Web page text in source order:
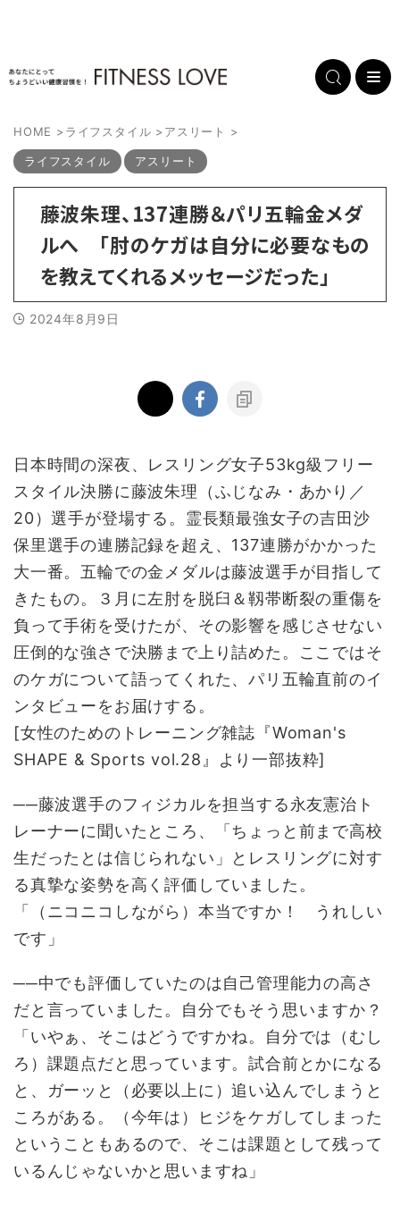
HOME >ライフスタイル >アスリート >
ライフスタイル アスリート
藤波朱理、137連勝＆パリ五輪金メダ
ルへ 「肘のケガは自分に必要なもの
を教えてくれるメッセージだった」
2024年8月9日
日本時間の深夜、レスリング女子53kg級フリー
スタイル決勝に藤波朱理（ふじなみ・あかり／
20）選手が登場する。霊長類最強女子の吉田沙
保里選手の連勝記録を超え、137連勝がかかった
大一番。五輪での金メダルは藤波選手が目指して
きたもの。３月に左肘を脱臼＆靱帯断裂の重傷を
負って手術を受けたが、その影響を感じさせない
圧倒的な強さで決勝まで上り詰めた。ここではそ
のケガについて語ってくれた、パリ五輪直前のイ
ンタビューをお届けする。
[女性のためのトレーニング雑誌『Woman's
SHAPE & Sports vol.28』より一部抜粋]
──藤波選手のフィジカルを担当する永友憲治ト
レーナーに聞いたところ、「ちょっと前まで高校
生だったとは信じられない」とレスリングに対す
る真摯な姿勢を高く評価していました。
「（ニコニコしながら）本当ですか！ うれしい
です」
──中でも評価していたのは自己管理能力の高さ
だと言っていました。自分でもそう思いますか？
「いやぁ、そこはどうですかね。自分では（むし
ろ）課題点だと思っています。試合前とかになる
と、ガーッと（必要以上に）追い込んでしまうと
ころがある。（今年は）ヒジをケガしてしまった
ということもあるので、そこは課題として残って
いるんじゃないかと思いますね」